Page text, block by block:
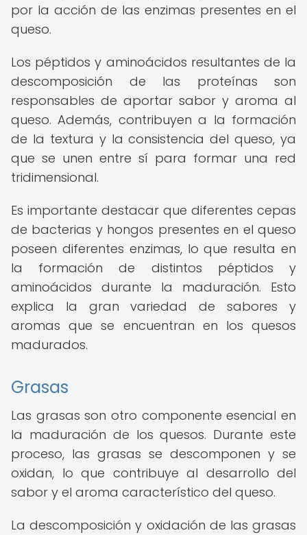
por la acción de las enzimas presentes en el
queso.
Los péptidos y aminoácidos resultantes de la
descomposición de las proteínas son
responsables de aportar sabor y aroma al
queso. Además, contribuyen a la formación
de la textura y la consistencia del queso, ya
que se unen entre sí para formar una red
tridimensional.
Es importante destacar que diferentes cepas
de bacterias y hongos presentes en el queso
poseen diferentes enzimas, lo que resulta en
la formación de distintos péptidos y
aminoácidos durante la maduración. Esto
explica la gran variedad de sabores y
aromas que se encuentran en los quesos
madurados.
Grasas
Las grasas son otro componente esencial en
la maduración de los quesos. Durante este
proceso, las grasas se descomponen y se
oxidan, lo que contribuye al desarrollo del
sabor y el aroma característico del queso.
La descomposición y oxidación de las grasas